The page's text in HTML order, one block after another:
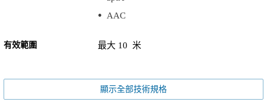
AAC
有效範圍 最大 10 米
顯示全部技術規格